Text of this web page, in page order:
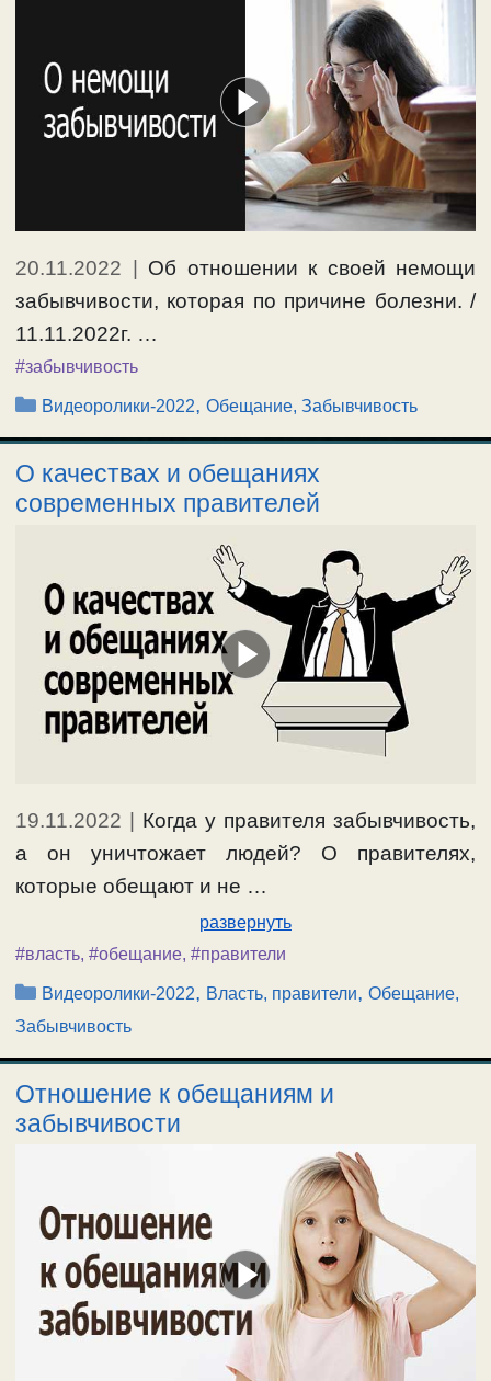
20.11.2022
Об отношении к своей немощи
забывчивости, которая по причине болезни. /
11.11.2022г. …
#забывчивость
Рубрики
Видеоролики-2022,Обещание, Забывчивость
О качествах и обещаниях
современных правителей
19.11.2022 | Когда у правителя забывчивость,
а он уничтожает людей? О правителях,
которые обещают и не …
развернуть
#власть, #обещание, #правители
Рубрики
Видеоролики-2022, Власть, правители,Обещание,
Забывчивость
Отношение к обещаниям и
забывчивости